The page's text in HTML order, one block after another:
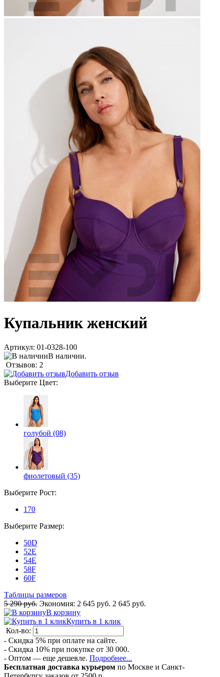
Купальник женский
Артикул: 01-0328-100
В наличии.
Отзывов: 2
Добавить отзыв
Выберите Цвет:
голубой (08)
фиолетовый (35)
Выберите Рост:
170
Выберите Размер:
50D
52E
54E
58F
60F
Таблицы размеров
5 290 руб. Экономия: 2 645 руб. 2 645 руб.
В корзину
Купить в 1 клик
Кол-во:
- Скидка 5% при оплате на сайте.
- Скидка 10% при покупке от 30 000.
- Оптом — еще дешевле. Подробнее...
Бесплатная доставка курьером по Москве и Санкт-